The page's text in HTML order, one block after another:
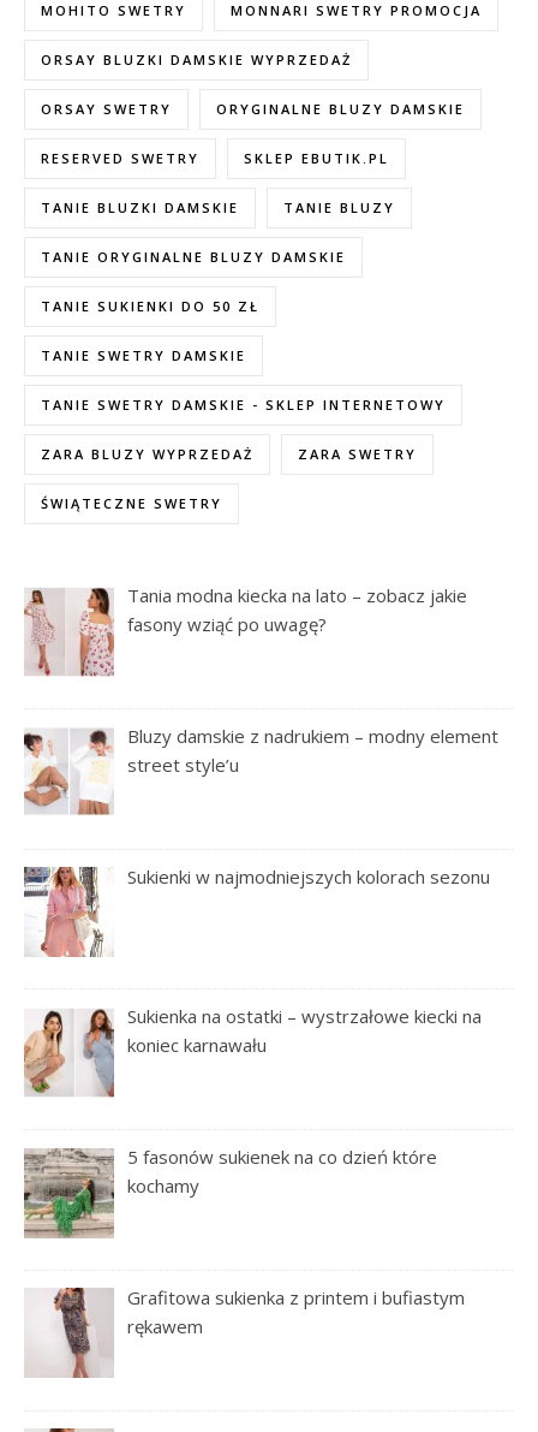
MOHITO SWETRY MONNARI SWETRY PROMOCJA
ORSAY BLUZKI DAMSKIE WYPRZEDAŻ
ORSAY SWETRY ORYGINALNE BLUZY DAMSKIE
RESERVED SWETRY SKLEP EBUTIK.PL
TANIE BLUZKI DAMSKIE TANIE BLUZY
TANIE ORYGINALNE BLUZY DAMSKIE
TANIE SUKIENKI DO 50 ZŁ
TANIE SWETRY DAMSKIE
TANIE SWETRY DAMSKIE - SKLEP INTERNETOWY
ZARA BLUZY WYPRZEDAŻ ZARA SWETRY
ŚWIĄTECZNE SWETRY
Tania modna kiecka na lato – zobacz jakie
fasony wziąć po uwagę?
Bluzy damskie z nadrukiem – modny element
street style’u
Sukienki w najmodniejszych kolorach sezonu
Sukienka na ostatki – wystrzałowe kiecki na
koniec karnawału
5 fasonów sukienek na co dzień które
kochamy
Grafitowa sukienka z printem i bufiastym
rękawem